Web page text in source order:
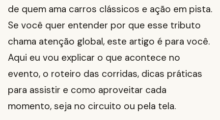
de quem ama carros clássicos e ação em pista.
Se você quer entender por que esse tributo
chama atenção global, este artigo é para você.
Aqui eu vou explicar o que acontece no
evento, o roteiro das corridas, dicas práticas
para assistir e como aproveitar cada
momento, seja no circuito ou pela tela.